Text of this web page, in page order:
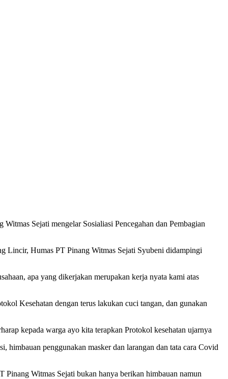
Sejati mengelar Sosialiasi Pencegahan dan Pembagian
Lincir, Humas PT Pinang Witmas Sejati Syubeni didampingi
apa yang dikerjakan merupakan kerja nyata kami atas
Kesehatan dengan terus lakukan cuci tangan, dan gunakan
kepada warga ayo kita terapkan Protokol kesehatan ujarnya
penggunakan masker dan larangan dan tata cara Covid
Pinang Witmas Sejati bukan hanya berikan himbauan namun